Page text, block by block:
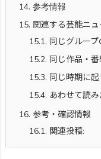
14. 参考情報
15. 関連する芸能ニ
15.1. 同じグルー
15.2. 同じ作品・
15.3. 同じ時期に
15.4. あわせて読
16. 参考・確認情報
16.1. 関連投稿: